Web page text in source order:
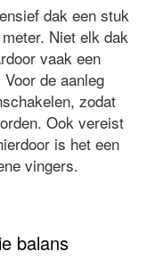
dak een stuk
Niet elk dak
vaak een
de aanleg
zodat
Ook vereist
is het een
vingers.
balans